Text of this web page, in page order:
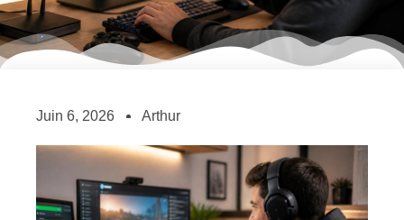
Juin 6, 2026 Arthur